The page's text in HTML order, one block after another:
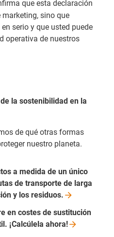
que esta declaración
sino que
serio y que usted puede
operativa de nuestros
la sostenibilidad en la
de qué otras formas
nuestro planeta.
a medida de un único
de transporte de larga
y los residuos.
en costes de sustitución
¡Calcúlela ahora!